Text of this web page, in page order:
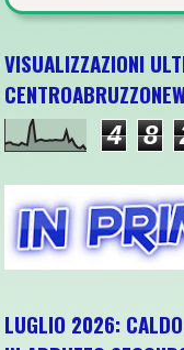
U21 il 5
VISUALIZZAZIONI
4 8
LUGLIO 2026: